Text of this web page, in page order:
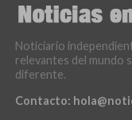
Noticiario
relevantes del mundo
diferente.
Contacto: